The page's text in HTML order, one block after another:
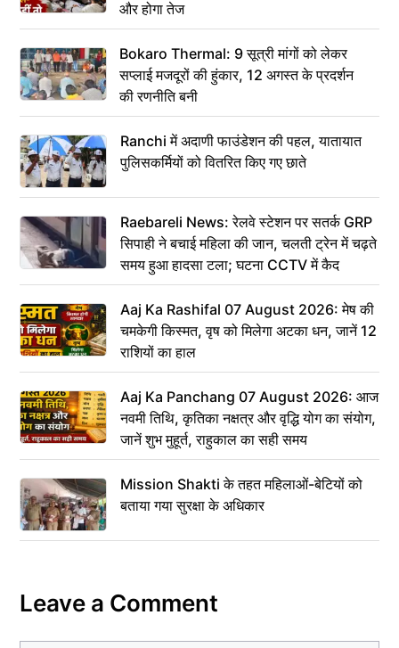
और होगा तेज
Bokaro Thermal: 9 सूत्री मांगों को लेकर
सप्लाई मजदूरों की हुंकार, 12 अगस्त के प्रदर्शन
की रणनीति बनी
Ranchi में अदाणी फाउंडेशन की पहल, यातायात
पुलिसकर्मियों को वितरित किए गए छाते
Raebareli News: रेलवे स्टेशन पर सतर्क GRP
सिपाही ने बचाई महिला की जान, चलती ट्रेन में चढ़ते
समय हुआ हादसा टला; घटना CCTV में कैद
Aaj Ka Rashifal 07 August 2026: मेष की
चमकेगी किस्मत, वृष को मिलेगा अटका धन, जानें 12
राशियों का हाल
Aaj Ka Panchang 07 August 2026: आज
नवमी तिथि, कृतिका नक्षत्र और वृद्धि योग का संयोग,
जानें शुभ मुहूर्त, राहुकाल का सही समय
Mission Shakti के तहत महिलाओं-बेटियों को
बताया गया सुरक्षा के अधिकार
Leave a Comment